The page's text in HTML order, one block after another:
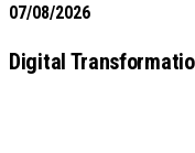
07/08/2026
Digital